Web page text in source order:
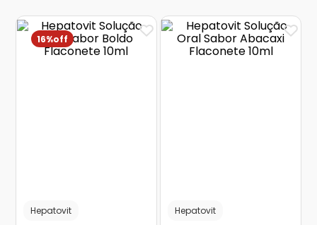
16%
Hepatovit Hepatovit